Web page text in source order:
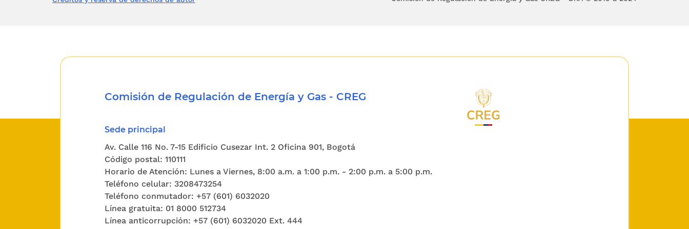
De acuerdo con los artículos
de la Ley 142 de 1994, la distribución de
Uno de los fines de la intervención en los servicios públicos es la prestación
de la Ley 142 de 1994,
es obligación de quienes prestan servicios públicos, asegurar que los mismos se
Adicionalmente, establece que los servicios públicos podrán ser prestados por el
Estado o por particulares, y que el Estado mantiene la regulación, el control y la
vigilancia de los servicios públicos, según el régimen jurídico que fije la ley.
Comisión de Regulación de Energía y Gas - CREG
Sede principal
Av. Calle 116 No. 7-15 Edificio Cusezar Int. 2 Oficina 901, Bogotá
Código postal: 110111
Horario de Atención: Lunes a Viernes, 8:00 a.m. a 1:00 p.m. - 2:00 p.m. a 5:00 p.m.
Teléfono celular: 3208473254
Teléfono conmutador: +57 (601) 6032020
Línea gratuita: 01 8000 512734
Línea anticorrupción: +57 (601) 6032020 Ext. 444